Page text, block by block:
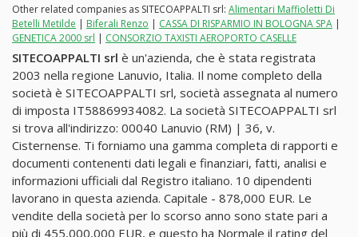
Other related companies as SITECOAPPALTI srl: Alimentari Maffioletti Di
Betelli Metilde | Biferali Renzo | CASSA DI RISPARMIO IN BOLOGNA SPA |
GENETICA 2000 srl | CONSORZIO TAXISTI AEROPORTO CASELLE
SITECOAPPALTI srl è un'azienda, che è stata registrata
2003 nella regione Lanuvio, Italia. Il nome completo della
società è SITECOAPPALTI srl, società assegnata al numero
di imposta IT58869934082. La società SITECOAPPALTI srl
si trova all'indirizzo: 00040 Lanuvio (RM) | 36, v.
Cisternense. Ti forniamo una gamma completa di rapporti e
documenti contenenti dati legali e finanziari, fatti, analisi e
informazioni ufficiali dal Registro italiano. 10 dipendenti
lavorano in questa azienda. Capitale - 878,000 EUR. Le
vendite della società per lo scorso anno sono state pari a
più di 455,000,000 EUR, e questo ha Normale il rating del